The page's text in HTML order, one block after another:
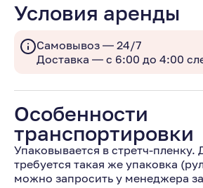
Условия аренды
Самовывоз — 24/7
Доставка — с 6:00 до 4:00
Особенности
транспортировки
Упаковывается в стретч-пленку.
требуется такая же упаковка
можно запросить у менеджера